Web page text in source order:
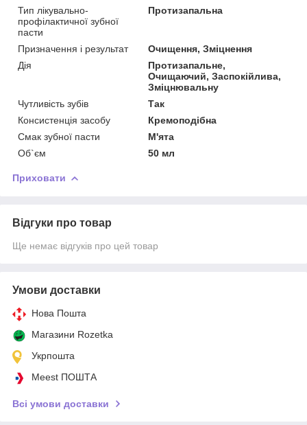
Тип лікувально-
профілактичної зубної
пасти
Протизапальна
Призначення і результат
Очищення, Зміцнення
Дія
Протизапальне,
Очищаючий, Заспокійлива,
Зміцнювальну
Чутливість зубів
Так
Консистенція засобу
Кремоподібна
Смак зубної пасти
М'ята
Об`єм
50 мл
Приховати
Відгуки про товар
Ще немає відгуків про цей товар
Умови доставки
Нова Пошта
Магазини Rozetka
Укрпошта
Meest ПОШТА
Всі умови доставки